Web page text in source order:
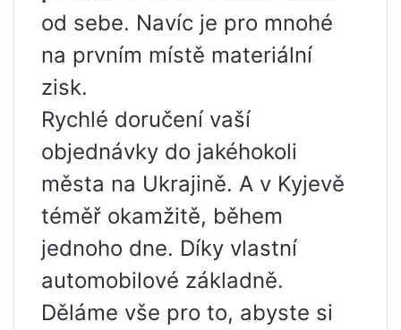
od sebe. Navíc je pro mnohé
na prvním místě materiální
zisk.
Rychlé doručení vaší
objednávky do jakéhokoli
města na Ukrajině. A v Kyjevě
téměř okamžitě, během
jednoho dne. Díky vlastní
automobilové základně.
Děláme vše pro to, abyste si